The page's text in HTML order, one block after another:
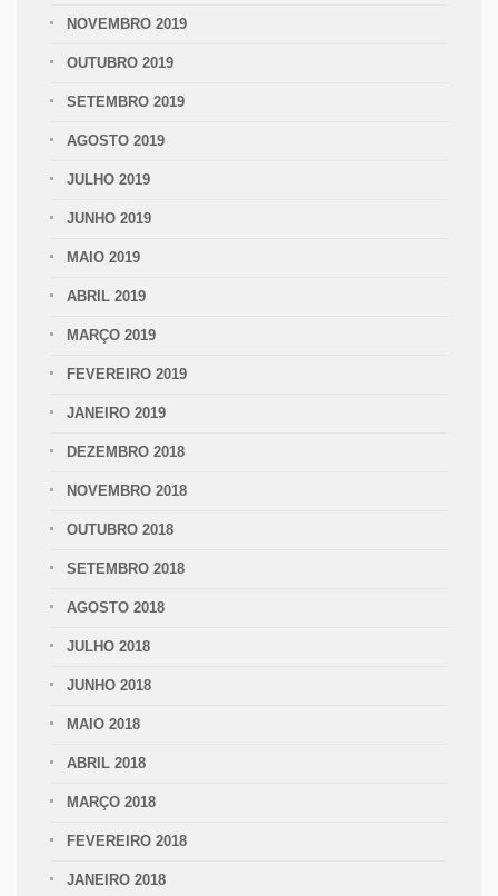
NOVEMBRO 2019
OUTUBRO 2019
SETEMBRO 2019
AGOSTO 2019
JULHO 2019
JUNHO 2019
MAIO 2019
ABRIL 2019
MARÇO 2019
FEVEREIRO 2019
JANEIRO 2019
DEZEMBRO 2018
NOVEMBRO 2018
OUTUBRO 2018
SETEMBRO 2018
AGOSTO 2018
JULHO 2018
JUNHO 2018
MAIO 2018
ABRIL 2018
MARÇO 2018
FEVEREIRO 2018
JANEIRO 2018